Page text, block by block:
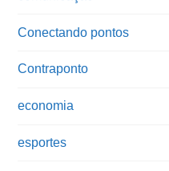
Conectando pontos
Contraponto
economia
esportes